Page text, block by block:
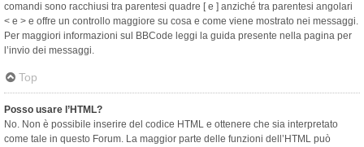
comandi sono racchiusi tra parentesi quadre [ e ] anziché tra parentesi angolari
< e > e offre un controllo maggiore su cosa e come viene mostrato nei messaggi.
Per maggiori informazioni sul BBCode leggi la guida presente nella pagina per
l’invio dei messaggi.
Top
Posso usare l’HTML?
No. Non è possibile inserire del codice HTML e ottenere che sia interpretato
come tale in questo Forum. La maggior parte delle funzioni dell’HTML può